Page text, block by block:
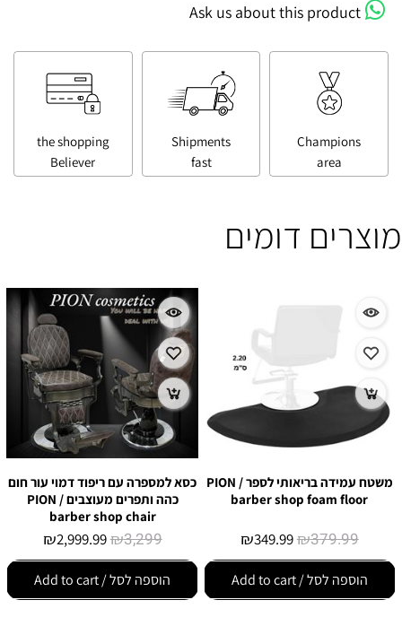
Ask us about this product
Champions
area
Shipments
fast
the shopping
Believer
מוצרים דומים
משטח עמידה בריאותי לספר / PION
barber shop foam floor
₪379.99
₪349.99
הוספה לסל / Add to cart
כסא למספרה עם ריפוד דמוי עור חום
כהה ותפרים מעוצבים / PION
barber shop chair
₪3,299
₪2,999.99
הוספה לסל / Add to cart